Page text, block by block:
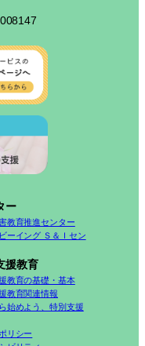
ー
教育推進センター
ーイング Ｓ＆Ｉセン
援教育
教育の基礎・基本
教育関連情報
始めよう、特別支援
リシー